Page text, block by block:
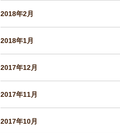
2018年2月
2018年1月
2017年12月
2017年11月
2017年10月